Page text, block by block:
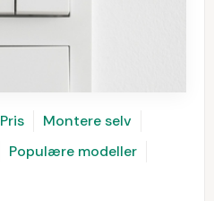
Pris
Montere selv
Populære modeller